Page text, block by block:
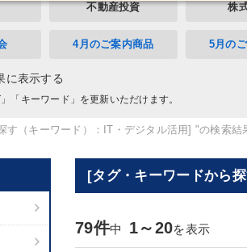
不動産投資 株
4月のご案内商品 5月の
に表示する
「キーワード」を更新いただけます。
す（キーワード）：IT・デジタル活用] "の検索結
[タグ・キーワードから
79件中 1～20を表示